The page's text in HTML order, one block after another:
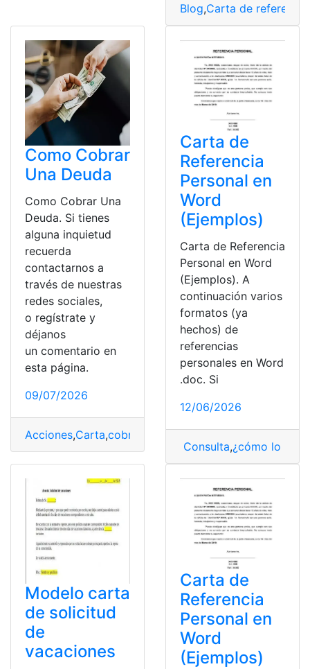
Blog,Carta de referencia
Como Cobrar
Una Deuda
Como Cobrar Una
Deuda. Si tienes
alguna inquietud
recuerda
contactarnos a
través de nuestras
redes sociales,
o regístrate y
déjanos
un comentario en
esta página.
09/07/2026
Acciones,Carta,cobrar Dinero,Noticias,Pagar,
Carta de
Referencia
Personal en
Word
(Ejemplos)
Carta de Referencia
Personal en Word
(Ejemplos). A
continuación varios
formatos (ya
hechos) de
referencias
personales en Word
.doc. Si
12/06/2026
Consulta,¿cómo lo
Modelo carta
de solicitud
de
vacaciones
Carta de
Referencia
Personal en
Word
(Ejemplos)